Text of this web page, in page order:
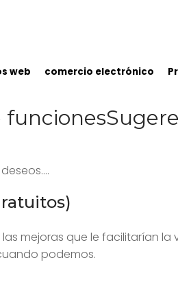
web comercio electrónico
mejoras que le facilitarían
podemos.